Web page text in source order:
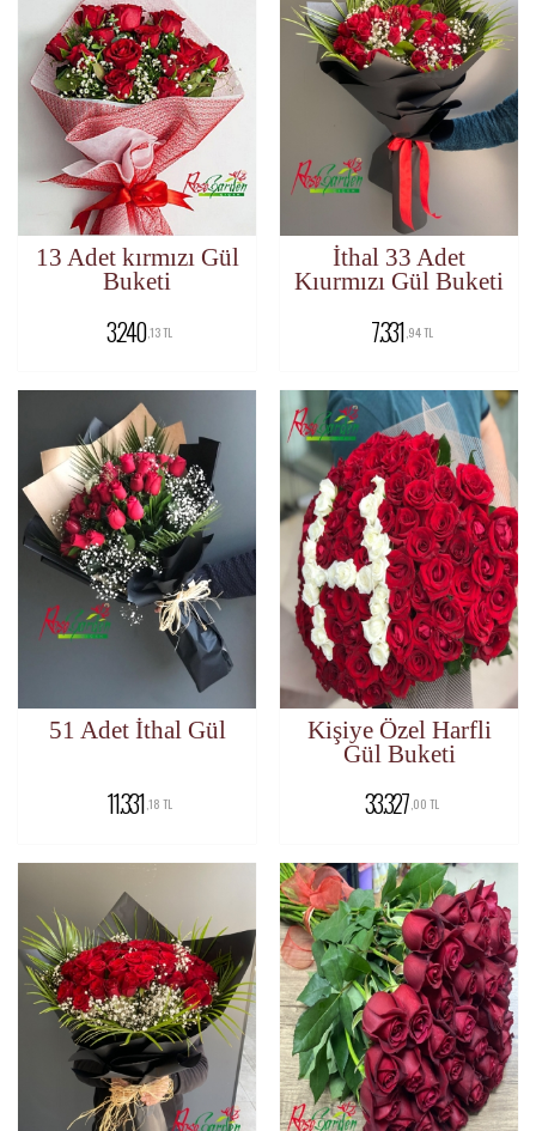
13 Adet kırmızı Gül
Buketi
3.240 ,13 TL
İthal 33 Adet
Kıurmızı Gül Buketi
7.331 ,94 TL
51 Adet İthal Gül
11.331 ,18 TL
Kişiye Özel Harfli
Gül Buketi
33.327 ,00 TL